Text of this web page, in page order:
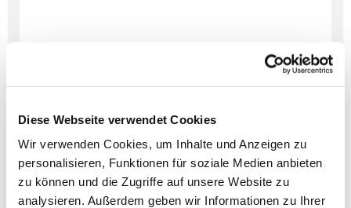
Diese Webseite verwendet Cookies
Wir verwenden Cookies, um Inhalte und Anzeigen zu
personalisieren, Funktionen für soziale Medien anbieten
zu können und die Zugriffe auf unsere Website zu
analysieren. Außerdem geben wir Informationen zu Ihrer
Dies könnte Sie auch
interessieren